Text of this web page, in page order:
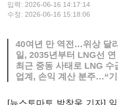
입력: 2026-06-16 14:17:14
수정: 2026-06-16 15:18:06
40여년 만 역전…위상 달
일, 2035년부터 LNG선
최근 중동 사태로 LNG 수
업계, 손익 계산 분주…“
[뉴스토마토 박창욱 기자]